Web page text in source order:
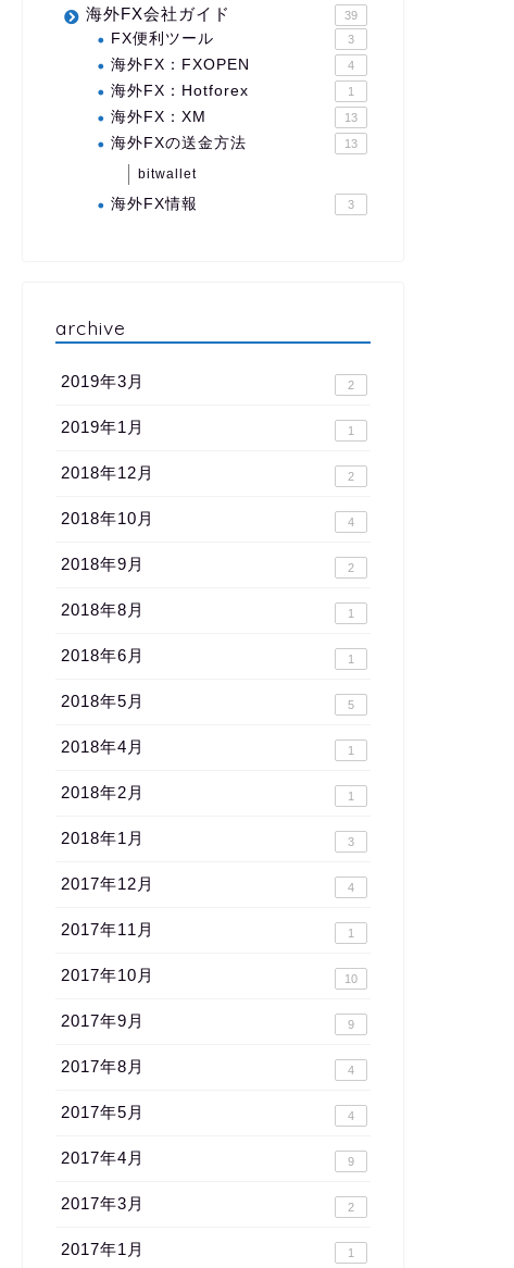
海外FX会社ガイド 39
FX便利ツール 3
海外FX：FXOPEN 4
海外FX：Hotforex 1
海外FX：XM 13
海外FXの送金方法 13
bitwallet
海外FX情報 3
archive
2019年3月 2
2019年1月 1
2018年12月 2
2018年10月 4
2018年9月 2
2018年8月 1
2018年6月 1
2018年5月 5
2018年4月 1
2018年2月 1
2018年1月 3
2017年12月 4
2017年11月 1
2017年10月 10
2017年9月 9
2017年8月 4
2017年5月 4
2017年4月 9
2017年3月 2
2017年1月 1